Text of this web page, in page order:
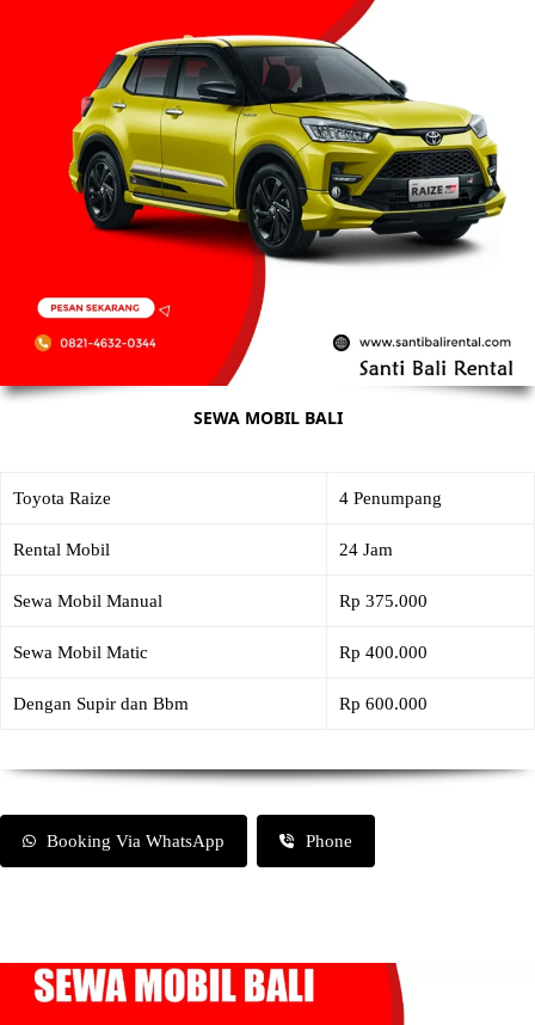
SEWA MOBIL BALI
Toyota Raize 4 Penumpang
Rental Mobil 24 Jam
Sewa Mobil Manual Rp 375.000
Sewa Mobil Matic Rp 400.000
Dengan Supir dan Bbm Rp 600.000
Booking Via WhatsApp Phone